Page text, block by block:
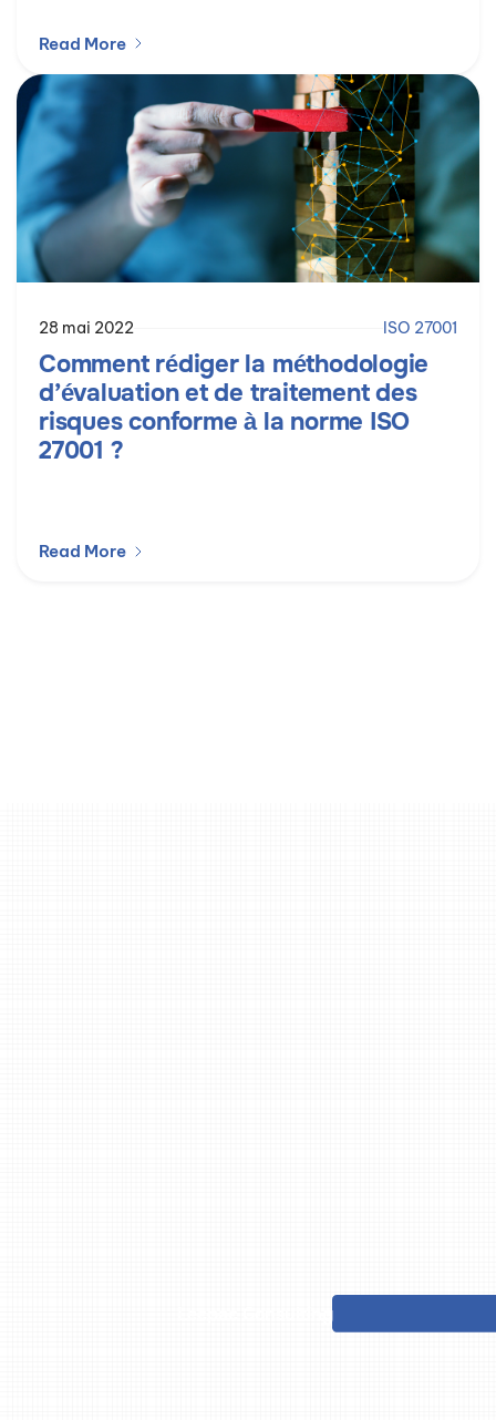
Read More
28 mai 2022 ISO 27001
Comment rédiger la méthodologie
d’évaluation et de traitement des
risques conforme à la norme ISO
27001 ?
Read More
Lecpac Consulting